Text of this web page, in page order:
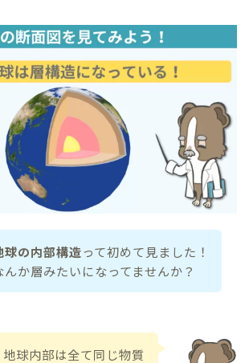
球の内部構造って初めて見ました！
んか層みたいになってませんか？
球内部は全て同じ物質